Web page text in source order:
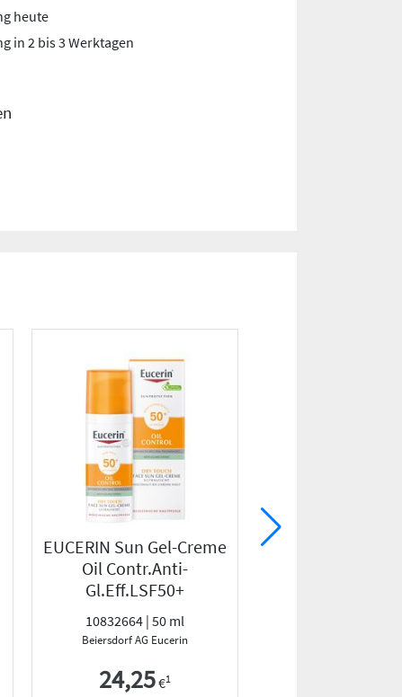
heute
in 2 bis 3 Werktagen
EUCERIN Sun Gel-Creme
Oil Contr.Anti-
Gl.Eff.LSF50+
10832664 | 50 ml
Beiersdorf AG Eucerin
24,25€1